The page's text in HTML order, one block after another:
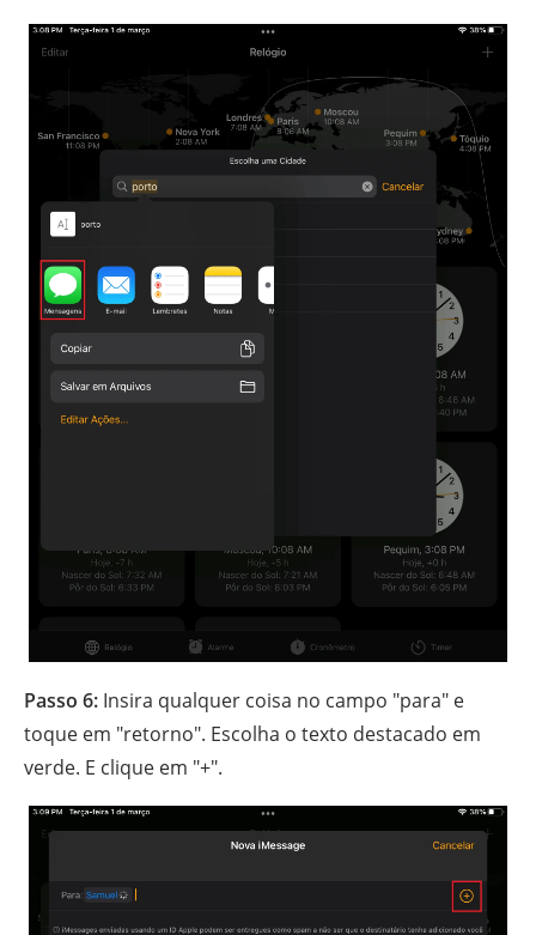
Passo 6: Insira qualquer coisa no campo "para" e
toque em "retorno". Escolha o texto destacado em
verde. E clique em "+".